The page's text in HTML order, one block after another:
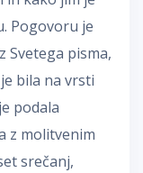
Pogovoru je
Svetega pisma,
bila na vrsti
podala
z molitvenim
srečanj,